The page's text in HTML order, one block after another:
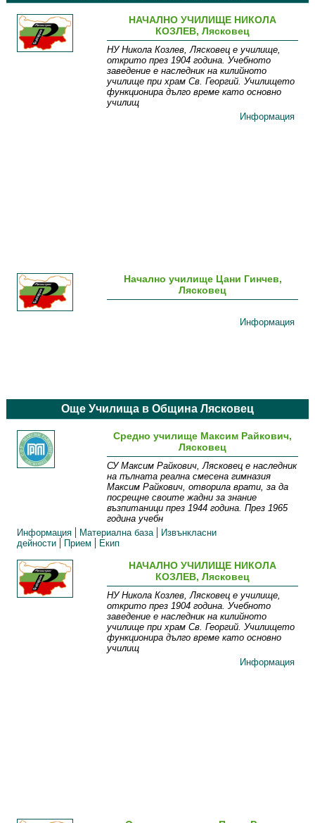
НАЧАЛНО УЧИЛИЩЕ НИКОЛА
КОЗЛЕВ, Лясковец
НУ Никола Козлев, Лясковец е училище,
открито през 1904 година. Учебното
заведение е наследник на килийното
училище при храм Св. Георгий. Училището
функционира дълго време като основно
училищ
Информация
Начално училище Цани Гинчев,
Лясковец
Информация
Още Училища в Община Лясковец
Средно училище Максим Райкович,
Лясковец
СУ Максим Райкович, Лясковец е наследник
на пълната реална смесена гимназия
Максим Райкович, отворила врати, за да
посрещне своите жадни за знание
възпитаници през 1944 година. През 1965
година учебн
Информация
Материална база
Извънкласни
дейности
Прием Екип
НАЧАЛНО УЧИЛИЩЕ НИКОЛА
КОЗЛЕВ, Лясковец
НУ Никола Козлев, Лясковец е училище,
открито през 1904 година. Учебното
заведение е наследник на килийното
училище при храм Св. Георгий. Училището
функционира дълго време като основно
училищ
Информация